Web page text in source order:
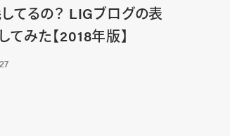
てるの？ LIGブログの表
みた【2018年版】